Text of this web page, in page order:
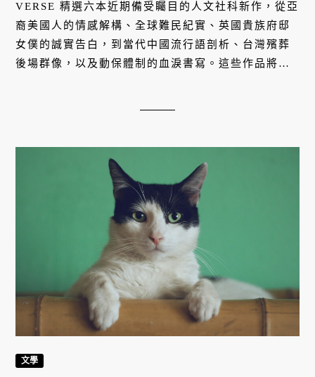
VERSE 精選六本近期備受矚目的人文社科新作，從亞
裔美國人的情感解構、全球難民紀實、英國貴族府邸
女僕的誠實告白，到當代中國流行語剖析、台灣殯葬
後場群像，以及動保體制的血淚書寫。這些作品將我
文學